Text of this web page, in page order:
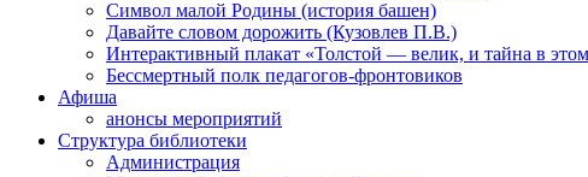
Символ малой Родины (история башен)
Давайте словом дорожить (Кузовлев П.В.)
Интерактивный плакат «Толстой — велик, и тайна в
Бессмертный полк педагогов-фронтовиков
Афиша
анонсы мероприятий
Структура библиотеки
Администрация